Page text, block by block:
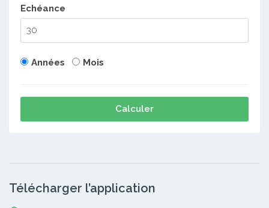
Echéance
Années Mois
Calculer
Télécharger l’application